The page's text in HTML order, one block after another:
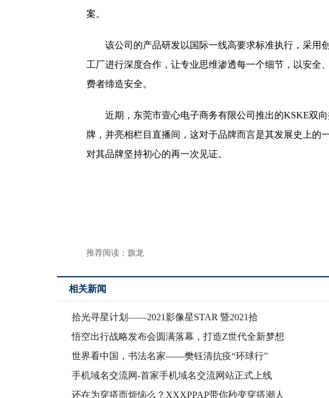
案。
该公司的产品研发以国际一线高要求标准执行，采用
工厂进行深度合作，让专业思维渗透每一个细节，以安全
费者缔造安全。
近期，东莞市壹心电子商务有限公司推出的KSKE双
牌，并亮相栏目直播间，这对于品牌而言是其发展史上的
对其品牌坚持初心的再一次见证。
推荐阅读： 旗龙
相关新闻
拾光寻星计划——2021影像星STAR 暨2021拾
悟空出行战略发布会圆满落幕，打造Z世代全新梦想
车生活
世界看中国，书法名家——樊钰清抗疫“环球行”
手机域名交流网-首家手机域名交流网站正式上线
还在为穿搭而烦恼么？XXXPPAP带你秒变穿搭潮人